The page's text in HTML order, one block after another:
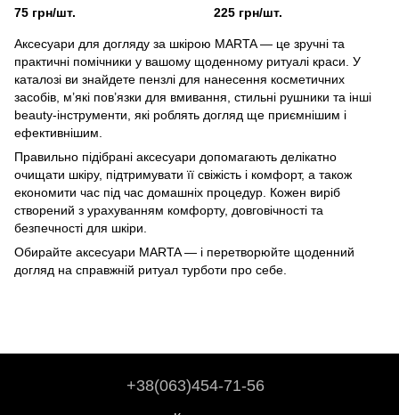
гіпоалергенний, для чутливої
шкіри
75 грн/шт.
Ексфоліююча двостороння
щітка для чутливої шкіри
225 грн/шт.
Аксесуари для догляду за шкірою MARTA — це зручні та
практичні помічники у вашому щоденному ритуалі краси. У
каталозі ви знайдете пензлі для нанесення косметичних
засобів, м’які пов’язки для вмивання, стильні рушники та інші
beauty-інструменти, які роблять догляд ще приємнішим і
ефективнішим.
Правильно підібрані аксесуари допомагають делікатно
очищати шкіру, підтримувати її свіжість і комфорт, а також
економити час під час домашніх процедур. Кожен виріб
створений з урахуванням комфорту, довговічності та
безпечності для шкіри.
Обирайте аксесуари MARTA — і перетворюйте щоденний
догляд на справжній ритуал турботи про себе.
+38(063)454-71-56